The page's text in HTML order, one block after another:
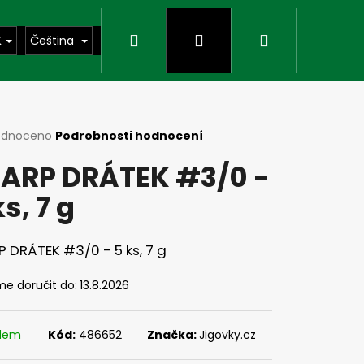
Čeština Hledat PřihlášeníNákupní
Podrobnosti hodnocení
DRÁTEK #3/0 -
7 g
DRÁTEK #3/0 - 5 ks, 7 g
doručit do: 13.8.2026
Kód: 486652 Značka:Jigovky.cz
Následující